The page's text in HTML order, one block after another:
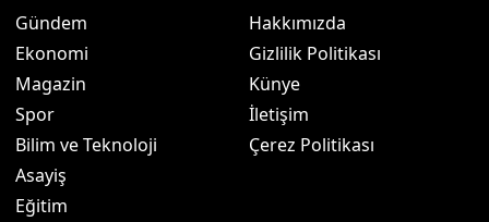
Gündem
Ekonomi
Magazin
Spor
Bilim ve Teknoloji
Asayiş
Eğitim
Hakkımızda
Gizlilik Politikası
Künye
İletişim
Çerez Politikası